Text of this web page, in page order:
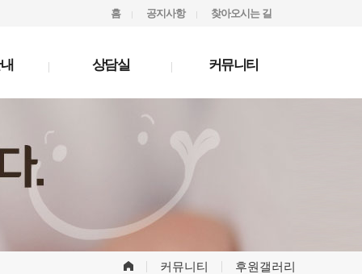
홈 공지사항 찾아오시는 길
상담실 커뮤니티
커뮤니티 후원갤러리